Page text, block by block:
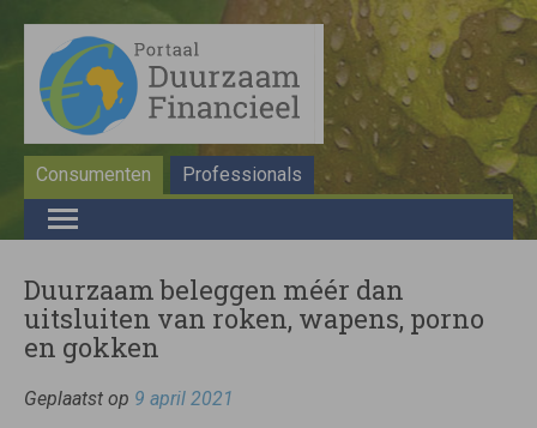
Consumenten Professionals
Duurzaam beleggen méér dan
uitsluiten van roken, wapens, porno
en gokken
Geplaatst op 9 april 2021